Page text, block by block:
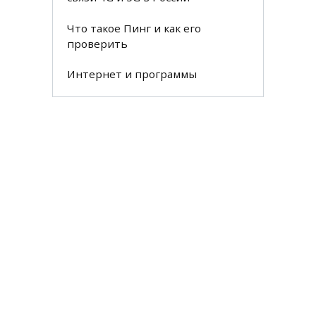
Что такое Пинг и как его
проверить
Интернет и программы